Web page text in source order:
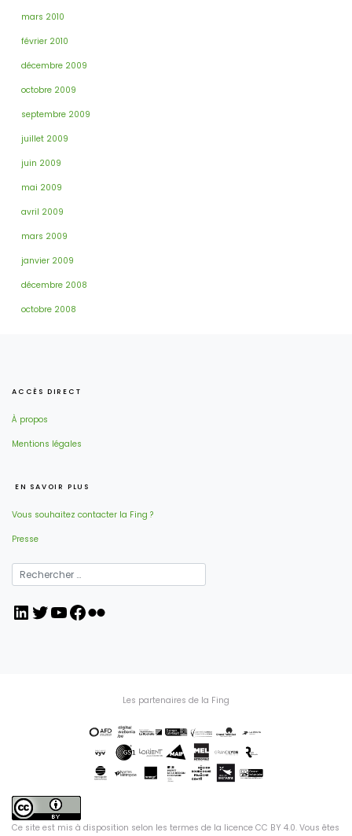
mars 2010
février 2010
décembre 2009
octobre 2009
septembre 2009
juillet 2009
juin 2009
mai 2009
avril 2009
mars 2009
janvier 2009
décembre 2008
octobre 2008
ACCÈS DIRECT
À propos
Mentions légales
EN SAVOIR PLUS
Vous souhaitez contacter la Fing ?
Presse
LinkedIn
Twitter
YouTube
Facebook
Flickr
Les partenaires de la Fing
Ce site est mis à disposition selon les termes de la licence CC BY 4.0. Vous êtes